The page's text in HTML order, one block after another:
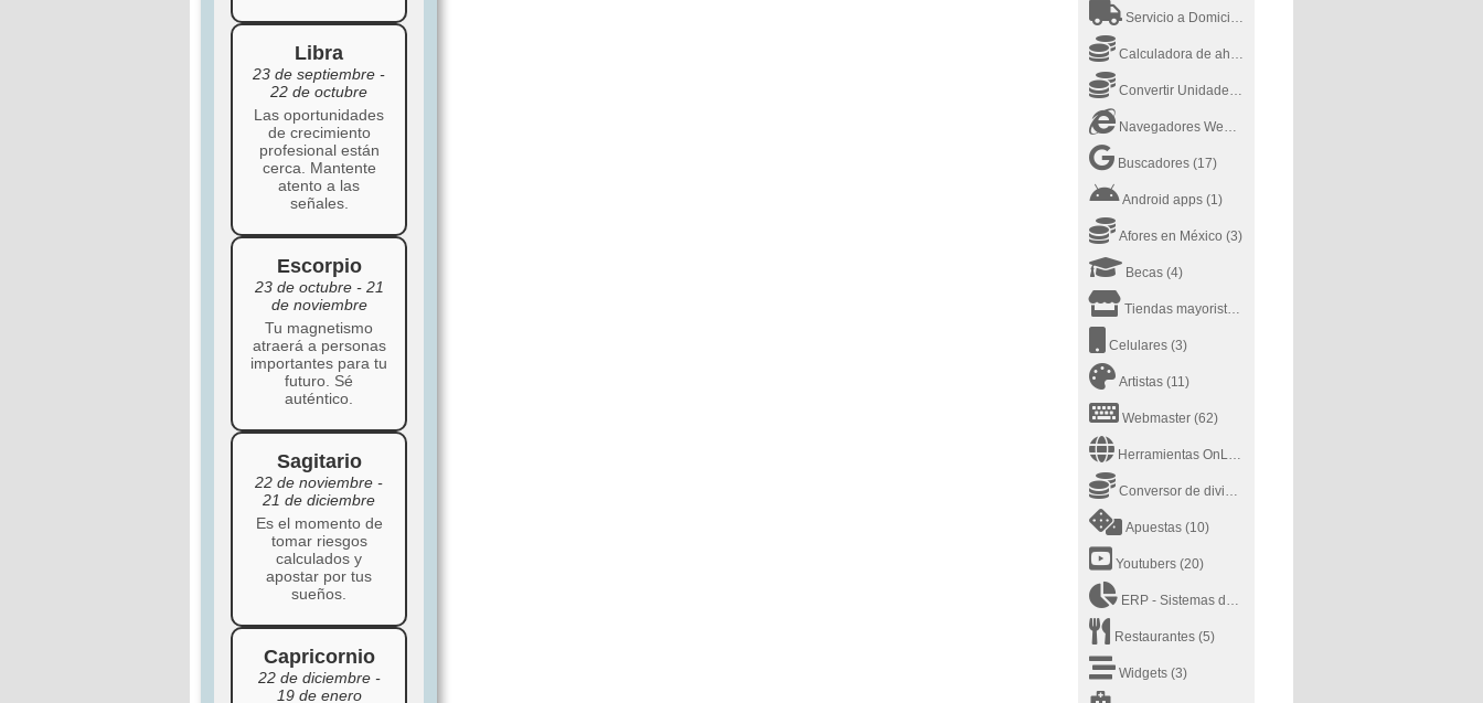
Servicio a Domicilio
Calculadora de ahorros
Convertir Unidades Online
Navegadores Web de Internet
Buscadores (17)
Android apps (1)
Afores en México (3)
Becas (4)
Tiendas mayoristas
Celulares (3)
Artistas (11)
Webmaster (62)
Herramientas OnLine
Conversor de divisas
Apuestas (10)
Youtubers (20)
ERP - Sistemas de planificación de recursos empresariales - Enterprise Resource Planning
Restaurantes (5)
Widgets (3)
Libra
23 de septiembre -
22 de octubre
Las oportunidades
de crecimiento
profesional están
cerca. Mantente
atento a las
señales.
Escorpio
23 de octubre - 21
de noviembre
Tu magnetismo
atraerá a personas
importantes para tu
futuro. Sé
auténtico.
Sagitario
22 de noviembre -
21 de diciembre
Es el momento de
tomar riesgos
calculados y
apostar por tus
sueños.
Capricornio
22 de diciembre -
19 de enero